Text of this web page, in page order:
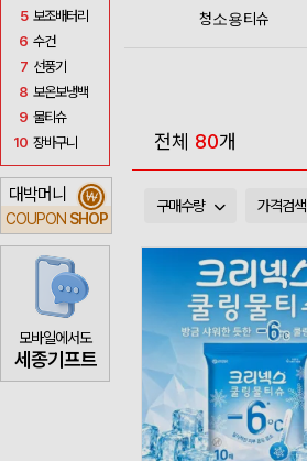
5 보조배터리
6 수건
7 선풍기
8 보온보냉백
9 물티슈
10 장바구니
대박머니
COUPON SHOP
₩
모바일에서도
세종기프트
청소용티슈
전체 80개
구매수량 가격검색